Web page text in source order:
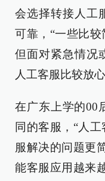
会选择转接人工
可靠，“一些比较
但面对紧急情况
人工客服比较放心
在广东上学的00
同的客服，“人
服解决的问题更
能客服应用越来